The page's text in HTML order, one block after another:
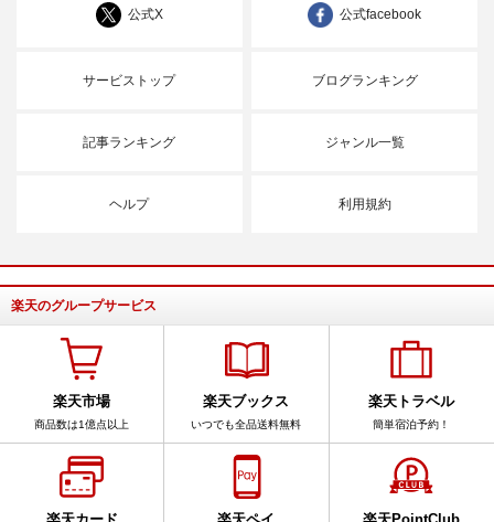
公式X 公式facebook
サービストップ ブログランキング
記事ランキング ジャンル一覧
ヘルプ 利用規約
楽天のグループサービス
楽天市場
商品数は1億点以上
楽天ブックス
いつでも全品送料無料
楽天トラベル
簡単宿泊予約！
楽天カード 楽天ペイ 楽天PointClub